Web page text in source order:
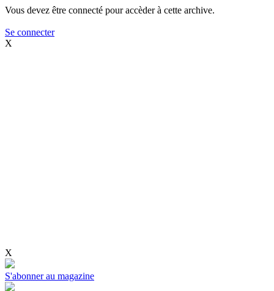
Vous devez être connecté pour accèder à cette archive.
Se connecter
X
X
S'abonner au magazine